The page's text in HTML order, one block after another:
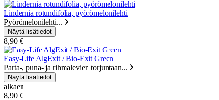
Lindernia rotundifolia, pyörömelonilehti
Pyörömelonilehti...
8,90 €
Easy-Life AlgExit / Bio-Exit Green
Parta-, puna- ja rihmalevien torjuntaan...
alkaen
8,90 €